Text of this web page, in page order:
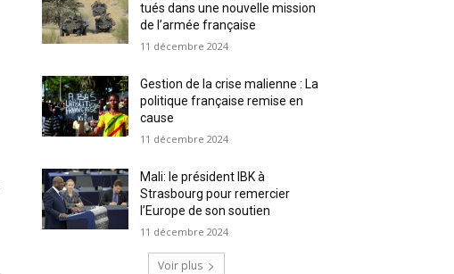
tués dans une nouvelle mission
de l’armée française
11 décembre 2024
Gestion de la crise malienne : La
politique française remise en
cause
11 décembre 2024
Mali: le président IBK à
Strasbourg pour remercier
l’Europe de son soutien
11 décembre 2024
Voir plus